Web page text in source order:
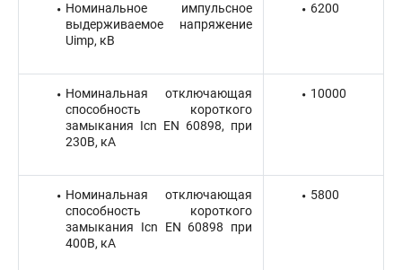
Номинальное импульсное
выдерживаемое напряжение
Uimp, кВ
6200
Номинальная отключающая
способность короткого
замыкания Icn EN 60898, при
230В, кА
10000
Номинальная отключающая
способность короткого
замыкания Icn EN 60898 при
400В, кА
5800